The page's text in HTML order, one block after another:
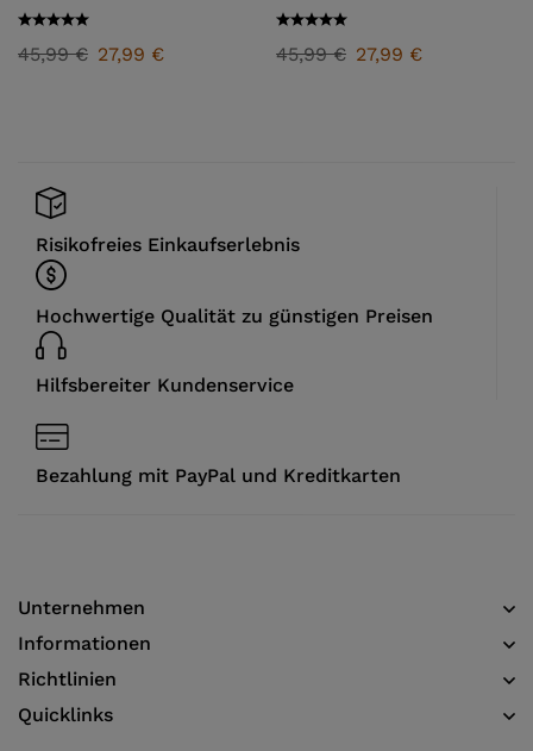
45,99€ 27,99 €
2024/25
45,99€ 27,99 €
Risikofreies Einkaufserlebnis
Hochwertige Qualität zu günstigen Preisen
Hilfsbereiter Kundenservice
Bezahlung mit PayPal und Kreditkarten
Unternehmen
Informationen​
Richtlinien
Quicklinks